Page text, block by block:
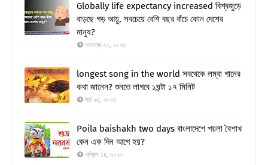
Globally life expectancy increased বিশ্বজুড়ে
বাড়ছে গড় আয়ু, সবচেয়ে বেশি বছর বাঁচে কোন দেশের
মানুষ?
নভেম্বর ২০, ২০২৫
longest song in the world সবথেকে লম্বা গানের
কথা জানেন? শুনতে লাগবে ১ঘন্টা ১৭ মিনিট
মার্চ ২৫, ২০২৩
Poila baishakh two days বাংলাদেশে পয়লা বৈশাখ
কেন এক দিন আগে হয়?
এপ্রিল ১৪, ২০২৩